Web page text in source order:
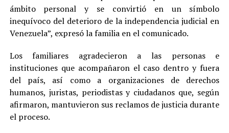
ámbito personal y se convirtió en un símbolo
inequívoco del deterioro de la independencia judicial en
Venezuela”, expresó la familia en el comunicado.
Los familiares agradecieron a las personas e
instituciones que acompañaron el caso dentro y fuera
del país, así como a organizaciones de derechos
humanos, juristas, periodistas y ciudadanos que, según
afirmaron, mantuvieron sus reclamos de justicia durante
el proceso.